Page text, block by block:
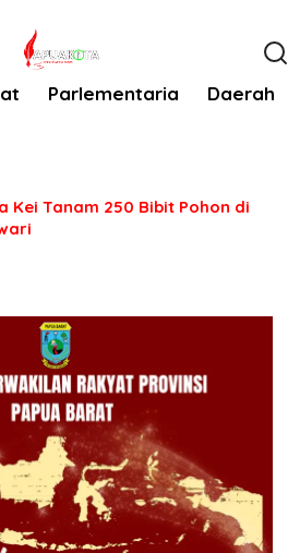
Parlementaria Daerah
Kei Tanam 250 Bibit Pohon di